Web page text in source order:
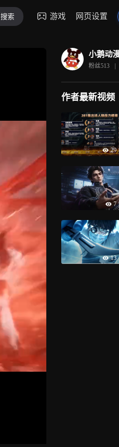
搜索 游戏 网页设置
小鹅动
粉丝513 |
作者最新视频
29 |
7 |
13 |